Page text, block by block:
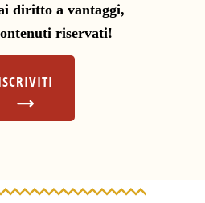
diritto a vantaggi,
riservati!